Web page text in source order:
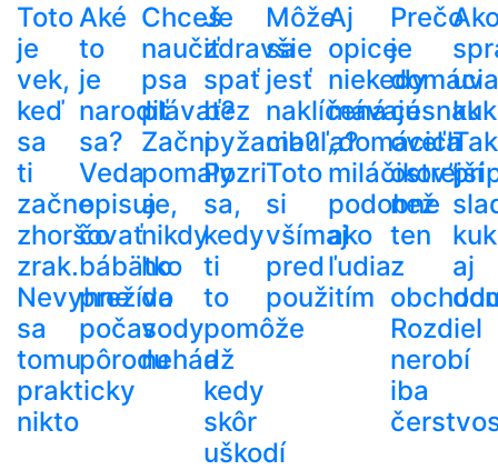
Toto
je
vek,
keď
sa
ti
začne
zhoršovať
zrak.
Nevyhne
sa
tomu
prakticky
nikto
Aké
to
je
narodiť
sa?
Veda
opisuje,
čo
bábätko
prežíva
počas
pôrodu
Chceš
naučiť
psa
plávať?
Začni
pomaly
a
nikdy
ho
do
vody
nehádž
Je
zdravšie
spať
bez
pyžama?
Pozri
sa,
kedy
ti
to
pomôže
a
kedy
skôr
uškodí
Môže
sa
jesť
naklíčená
cibuľa?
Toto
si
všímaj
pred
použitím
Aj
opice
niekedy
mávajú
„domácich
miláčikov”
podobne
ako
ľudia
Prečo
je
domáci
cesnak
oveľa
ostrejší
než
ten
z
Rozdiel
nerobí
iba
aj